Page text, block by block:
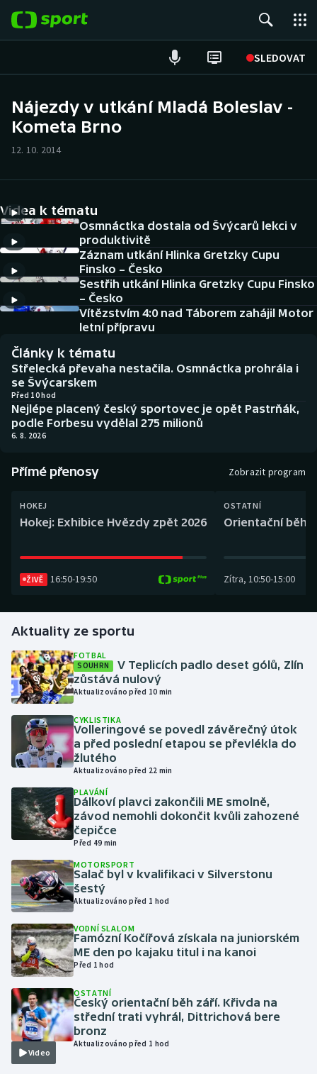
SLEDOVAT
Hokej
Cyklistika
DALŠÍ SPORTY
Americký fotbal
Baseball a softbal
Basketbal
Biatlon
Boby a skeleton
Box
Dostihy
Golf
Gymnastika
Házená
Jezdectví
Judo
Krasobruslení
Lezení
Lyže a snowboard
Moderní pětiboj
Motorsport
Olympijské hry
Parasport
Plavání
NEPŘEHLÉDNĚTE
Historické návraty
Aplikace ČT sport
AZ kvíz
Nájezdy v utkání Mladá Boleslav -
Kometa Brno
12. 10. 2014
Videa k tématu
Osmnáctka dostala od Švýcarů lekci v
produktivitě
Záznam utkání Hlinka Gretzky Cupu
Finsko – Česko
Sestřih utkání Hlinka Gretzky Cupu Finsko
– Česko
Vítězstvím 4:0 nad Táborem zahájil Motor
letní přípravu
Články k tématu
Střelecká převaha nestačila. Osmnáctka prohrála i
se Švýcarskem
Před 10 hod
Nejlépe placený český sportovec je opět Pastrňák,
podle Forbesu vydělal 275 milionů
6. 8. 2026
Přímé přenosy Zobrazit program
HOKEJ
Hokej: Exhibice Hvězdy zpět 2026
ŽIVĚ 16:50-19:50
OSTATNÍ
Orientační běh:
Zítra, 10:50-15:00
Aktuality ze sportu
FOTBAL
SOUHRN
V Teplicích padlo deset gólů, Zlín
zůstává nulový
Aktualizováno před 10 min
CYKLISTIKA
Volleringové se povedl závěrečný útok
a před poslední etapou se převlékla do
žlutého
Aktualizováno před 22 min
PLAVÁNÍ
Dálkoví plavci zakončili ME smolně,
závod nemohli dokončit kvůli zahozené
čepičce
Před 49 min
MOTORSPORT
Salač byl v kvalifikaci v Silverstonu
šestý
Aktualizováno před 1 hod
VODNÍ SLALOM
Famózní Kočířová získala na juniorském
ME den po kajaku titul i na kanoi
Před 1 hod
Video
OSTATNÍ
Český orientační běh září. Křivda na
střední trati vyhrál, Dittrichová bere
bronz
Aktualizováno před 1 hod